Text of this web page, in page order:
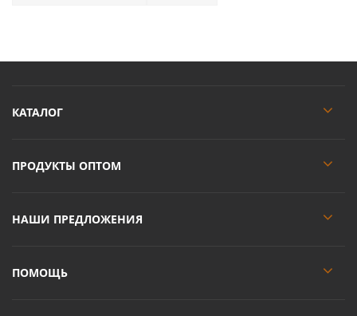
КАТАЛОГ
ПРОДУКТЫ ОПТОМ
НАШИ ПРЕДЛОЖЕНИЯ
ПОМОЩЬ